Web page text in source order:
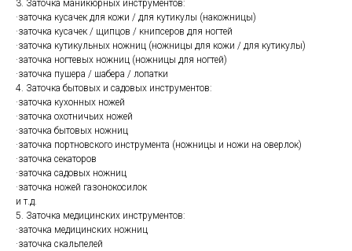
3. Заточка маникюрных инструментов:
·заточка кусачек для кожи / для кутикулы (накожницы)
·заточка кусачек / щипцов / книпсеров для ногтей
·заточка кутикульных ножниц (ножницы для кожи / для кутикулы)
·заточка ногтевых ножниц (ножницы для ногтей)
·заточка пушера / шабера / лопатки
4. Заточка бытовых и садовых инструментов:
·заточка кухонных ножей
·заточка охотничьих ножей
·заточка бытовых ножниц
·заточка портновского инструмента (ножницы и ножи на оверлок)
·заточка секаторов
·заточка садовых ножниц
·заточка ножей газонокосилок
и т.д.
5. Заточка медицинских инструментов:
·заточка медицинских ножниц
·заточка скальпелей